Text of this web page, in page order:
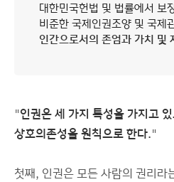
자료실
사이트맵
대한민국헌법 및 법률에서 보
비준한 국제인권조양 및 국제
인간으로서의 존엄과 가치 및
"인권은 세 가지 특성을 가지고
상호의존성을 원칙으로 한다."
첫째, 인권은 모든 사람의 권리